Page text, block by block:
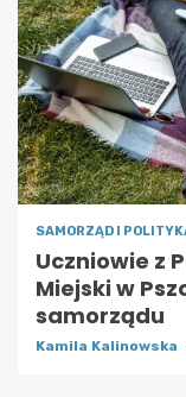
SAMORZĄD I
Uczniowie z
Miejski w
samorządu
Kamila Kalinowska